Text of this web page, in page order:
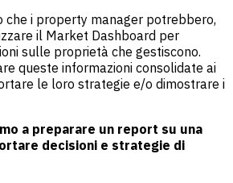
che i property manager potrebbero,
il Market Dashboard per
sulle proprietà che gestiscono.
queste informazioni consolidate ai
le loro strategie e/o dimostrare i
a preparare un report su una
decisioni e strategie di